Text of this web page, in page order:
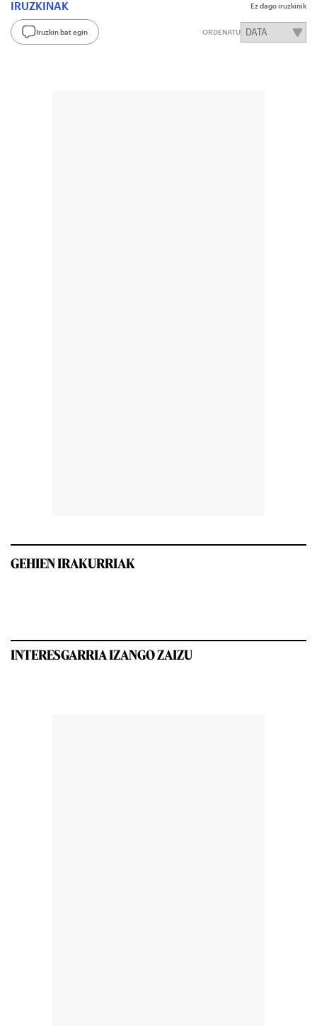
IRUZKINAK Ez dago iruzkinik
Iruzkin bat egin ORDENATU
GEHIEN IRAKURRIAK
INTERESGARRIA IZANGO ZAIZU